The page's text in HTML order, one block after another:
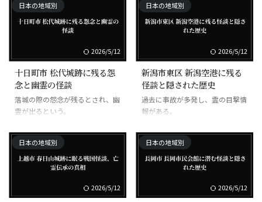
日本の地域別
2026/5/12
十日町市 松代城跡に残る怨
念と幽霊の怪談
落城の際の怨念が残るとされ、幽
霊が出るという。
日本の地域別
2026/5/12
新潟市東区 新潟空港に残る
怪談と隠された歴史
過去に事故が多発し、霊の目撃情
報がある。
日本の地域別
2026/5/12
日本の地域別
2026/5/12